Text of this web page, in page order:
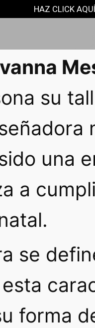
HAZ CLICK
su
una
a
se
forma